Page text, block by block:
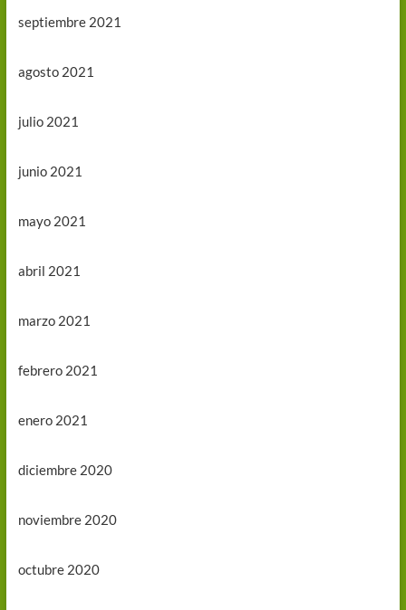
septiembre 2021
agosto 2021
julio 2021
junio 2021
mayo 2021
abril 2021
marzo 2021
febrero 2021
enero 2021
diciembre 2020
noviembre 2020
octubre 2020